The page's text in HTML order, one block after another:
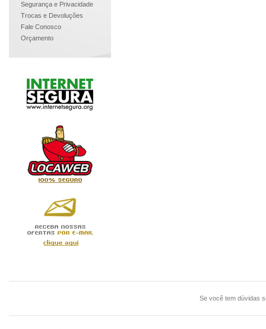
Segurança e Privacidade
Trocas e Devoluções
Fale Conosco
Orçamento
Se você tem dúvidas